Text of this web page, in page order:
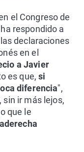
el Congreso de
ha respondido a
declaraciones
en el
a Javier
es que, si
diferencia",
sin ir más lejos,
que le